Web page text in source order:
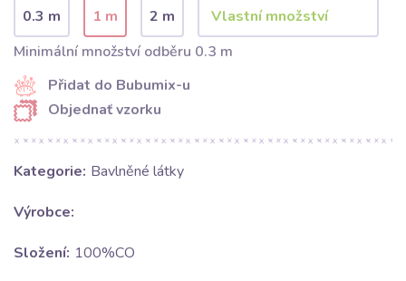
0.3 m 1 m
2 m
Minimální množství odběru 0.3 m
Přidat do Bubumix-u
Objednať vzorku
Kategorie: Bavlněné látky
Výrobce:
Složení: 100%CO